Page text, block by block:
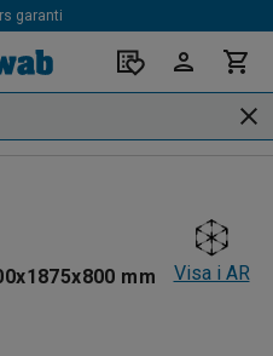
leveranser
mm
Visa i AR